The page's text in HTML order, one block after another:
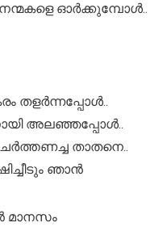
ഓർക്കുമ്പോൾ..
തളർന്നപ്പോൾ..
അലഞ്ഞപ്പോൾ..
താതനെ..
ഞാൻ
മാനസം